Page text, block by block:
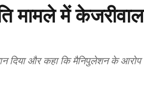
मामले में केजरीवाल
दिया और कहा कि मैनिपुलेशन के आरोप